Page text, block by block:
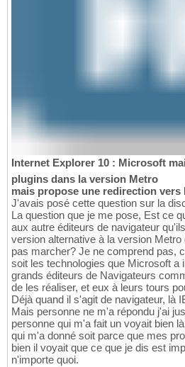
Internet Explorer 10 : Microsoft
plugins dans la version Metro
mais propose une redirection vers
J'avais posé cette question sur la
La question que je me pose, Est ce
aux autre éditeurs de navigateur
version alternative à la version
pas marcher? Je ne comprend pas,
soit les technologies que Microsoft a
grands éditeurs de Navigateurs
de les réaliser, et eux à leurs tours
Déjà quand il s'agit de navigateur, là
Mais personne ne m'a répondu j'ai
personne qui m'a fait un voyait bien
qui m'a donné soit parce que mes
bien il voyait que ce que je dis est
n'importe quoi.